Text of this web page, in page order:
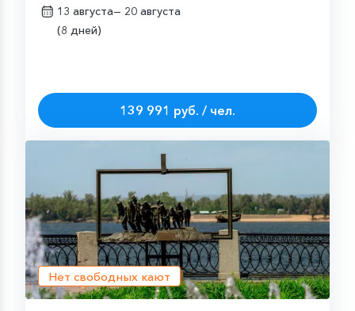
13 августа— 20 августа
(8 дней)
139 991 руб. / чел.
Нет свободных кают